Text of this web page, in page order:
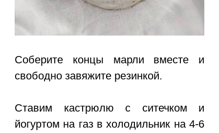
Соберите концы марли вместе и
свободно завяжите резинкой.
Ставим кастрюлю с ситечком и
йогуртом на газ в холодильник на 4-6